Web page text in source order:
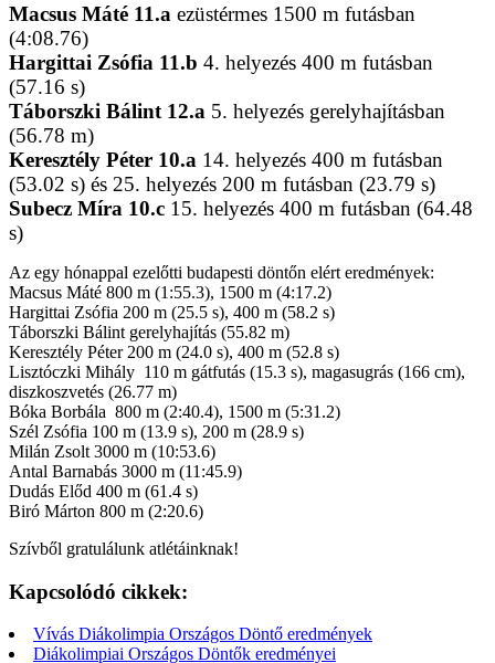
Macsus Máté 11.a ezüstérmes 1500 m futásban
(4:08.76)
Hargittai Zsófia 11.b 4. helyezés 400 m futásban
(57.16 s)
Táborszki Bálint 12.a 5. helyezés gerelyhajításban
(56.78 m)
Keresztély Péter 10.a 14. helyezés 400 m futásban
(53.02 s) és 25. helyezés 200 m futásban (23.79 s)
Subecz Míra 10.c 15. helyezés 400 m futásban (64.48
s)
Az egy hónappal ezelőtti budapesti döntőn elért eredmények:
Macsus Máté 800 m (1:55.3), 1500 m (4:17.2)
Hargittai Zsófia 200 m (25.5 s), 400 m (58.2 s)
Táborszki Bálint gerelyhajítás (55.82 m)
Keresztély Péter 200 m (24.0 s), 400 m (52.8 s)
Lisztóczki Mihály 110 m gátfutás (15.3 s), magasugrás (166 cm),
diszkoszvetés (26.77 m)
Bóka Borbála 800 m (2:40.4), 1500 m (5:31.2)
Szél Zsófia 100 m (13.9 s), 200 m (28.9 s)
Milán Zsolt 3000 m (10:53.6)
Antal Barnabás 3000 m (11:45.9)
Dudás Előd 400 m (61.4 s)
Biró Márton 800 m (2:20.6)
Szívből gratulálunk atlétáinknak!
Kapcsolódó cikkek:
Vívás Diákolimpia Országos Döntő eredmények
Diákolimpiai Országos Döntők eredményei